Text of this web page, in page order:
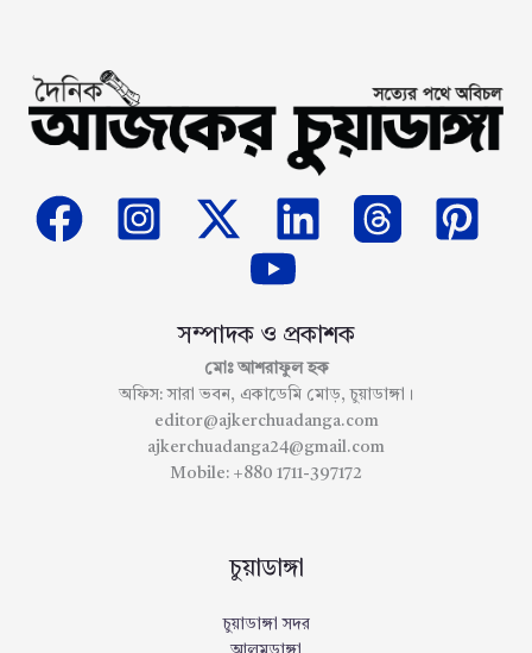
সম্পাদক ও প্রকাশক
মোঃ আশরাফুল হক
অফিস: সারা ভবন, একাডেমি মোড়, চুয়াডাঙ্গা।
editor@ajkerchuadanga.com
ajkerchuadanga24@gmail.com
Mobile: +880 1711-397172
চুয়াডাঙ্গা
চুয়াডাঙ্গা সদর